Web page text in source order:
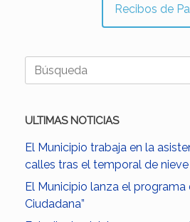
Recibos de
Buscar:
ULTIMAS NOTICIAS
El Municipio trabaja en la
calles tras el temporal de nieve
El Municipio lanza el programa
Ciudadana”